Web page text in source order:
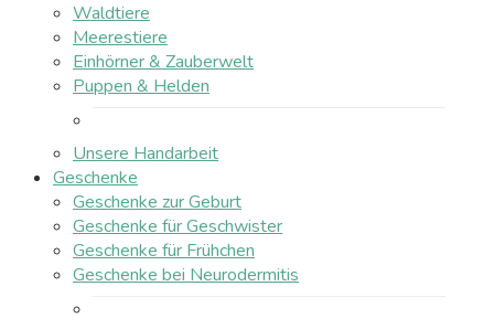
Waldtiere
Meerestiere
Einhörner & Zauberwelt
Puppen & Helden
Unsere Handarbeit
Geschenke
Geschenke zur Geburt
Geschenke für Geschwister
Geschenke für Frühchen
Geschenke bei Neurodermitis